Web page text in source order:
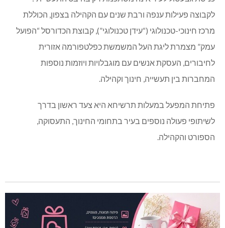
לקבוצה פעילות ענפה ורבת שנים עם הקהילה בצפון, הכוללת
מרכז חינוכי-טכנולוגי (“עידן טכנולוגי”), קבוצת הכדורסל “הפועל
עמק” מצמרת ליגת העל המשמשת כפלטפורמה אזורית
לחיבורים, העסקת אנשים עם מוגבלויות ויוזמות נוספות
המחברות בין תעשייה, חינוך וקהילה.
פתיחת המפעל במעלות תרשיחא היא צעד ראשון בדרך
לשיתופי פעולה נוספים בעיר בתחומי החינוך, התעסוקה,
הספורט והקהילה.